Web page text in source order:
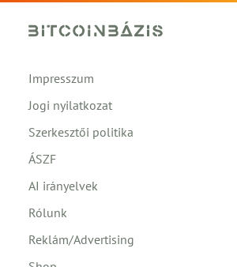
Impresszum
Jogi nyilatkozat
Szerkesztői politika
ÁSZF
AI irányelvek
Rólunk
Reklám/Advertising